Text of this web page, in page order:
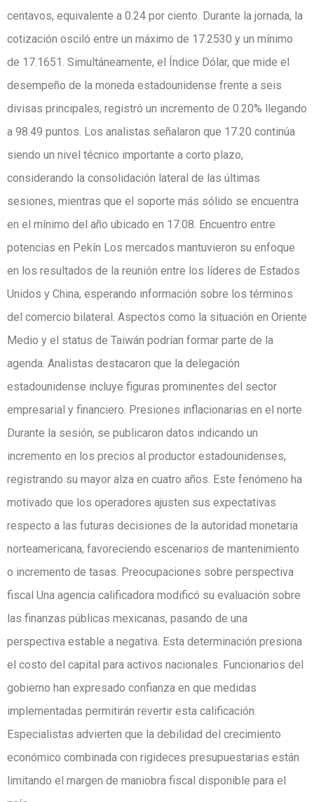
centavos, equivalente a 0.24 por ciento. Durante la jornada, la
cotización osciló entre un máximo de 17.2530 y un mínimo
de 17.1651. Simultáneamente, el Índice Dólar, que mide el
desempeño de la moneda estadounidense frente a seis
divisas principales, registró un incremento de 0.20% llegando
a 98.49 puntos. Los analistas señalaron que 17.20 continúa
siendo un nivel técnico importante a corto plazo,
considerando la consolidación lateral de las últimas
sesiones, mientras que el soporte más sólido se encuentra
en el mínimo del año ubicado en 17.08. Encuentro entre
potencias en Pekín Los mercados mantuvieron su enfoque
en los resultados de la reunión entre los líderes de Estados
Unidos y China, esperando información sobre los términos
del comercio bilateral. Aspectos como la situación en Oriente
Medio y el status de Taiwán podrían formar parte de la
agenda. Analistas destacaron que la delegación
estadounidense incluye figuras prominentes del sector
empresarial y financiero. Presiones inflacionarias en el norte
Durante la sesión, se publicaron datos indicando un
incremento en los precios al productor estadounidenses,
registrando su mayor alza en cuatro años. Este fenómeno ha
motivado que los operadores ajusten sus expectativas
respecto a las futuras decisiones de la autoridad monetaria
norteamericana, favoreciendo escenarios de mantenimiento
o incremento de tasas. Preocupaciones sobre perspectiva
fiscal Una agencia calificadora modificó su evaluación sobre
las finanzas públicas mexicanas, pasando de una
perspectiva estable a negativa. Esta determinación presiona
el costo del capital para activos nacionales. Funcionarios del
gobierno han expresado confianza en que medidas
implementadas permitirán revertir esta calificación.
Especialistas advierten que la debilidad del crecimiento
económico combinada con rigideces presupuestarias están
limitando el margen de maniobra fiscal disponible para el